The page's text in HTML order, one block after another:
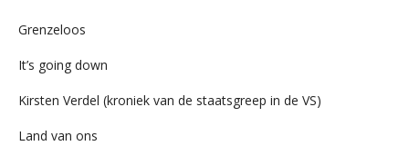
Grenzeloos
It’s going down
Kirsten Verdel (kroniek van de staatsgreep in de VS)
Land van ons